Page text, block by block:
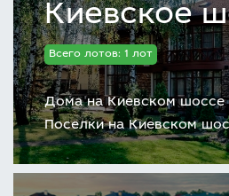
Киевское
Всего лотов: 1 лот
Дома на Киевском шоссе
Поселки на Киевском